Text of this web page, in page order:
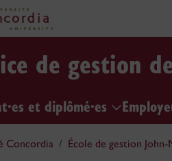
de gestion
et diplômé·es
Concordia École de gestion John-